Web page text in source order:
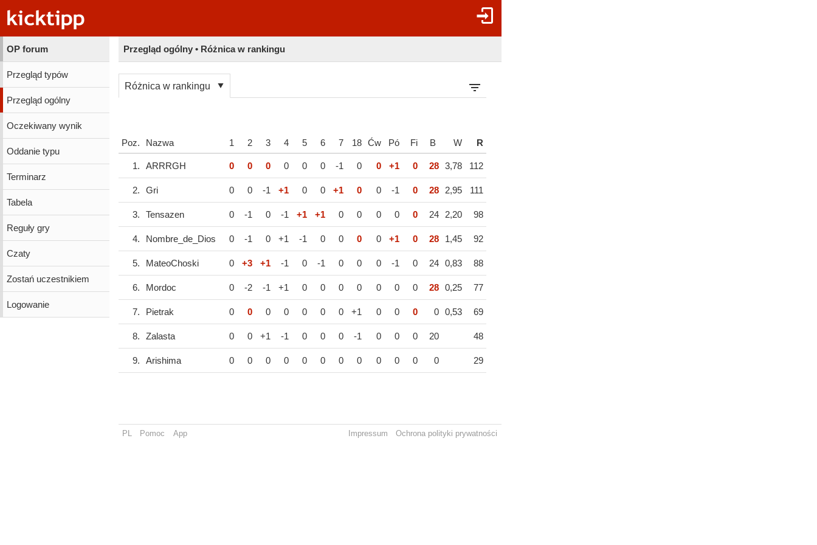
OP forum
Przegląd typów
Przegląd ogólny
Oczekiwany wynik
Oddanie typu
Terminarz
Tabela
Reguły gry
Czaty
Zostań uczestnikiem
Logowanie
Przegląd ogólny • Różnica w rankingu
Różnica w rankingu
Poz. Nazwa 1 2 3 4 5 6 7 18 Ćw Pó Fi B W R
1. ARRRGH 0 0 0 0 0 0 -1 0 0 +1 0 28 3,78 112
2. Gri 0 0 -1 +1 0 0 +1 0 0 -1 0 28 2,95 111
3. Tensazen 0 -1 0 -1 +1 +1 0 0 0 0 0 24 2,20 98
4. Nombre_de_Dios 0 -1 0 +1 -1 0 0 0 0 +1 0 28 1,45 92
5. MateoChoski 0 +3 +1 -1 0 -1 0 0 0 -1 0 24 0,83 88
6. Mordoc 0 -2 -1 +1 0 0 0 0 0 0 0 28 0,25 77
7. Pietrak 0 0 0 0 0 0 0 +1 0 0 0 0 0,53 69
8. Zalasta 0 0 +1 -1 0 0 0 -1 0 0 0 20 48
9. Arishima 0 0 0 0 0 0 0 0 0 0 0 0 29
PL Pomoc App Impressum Ochrona polityki prywatności